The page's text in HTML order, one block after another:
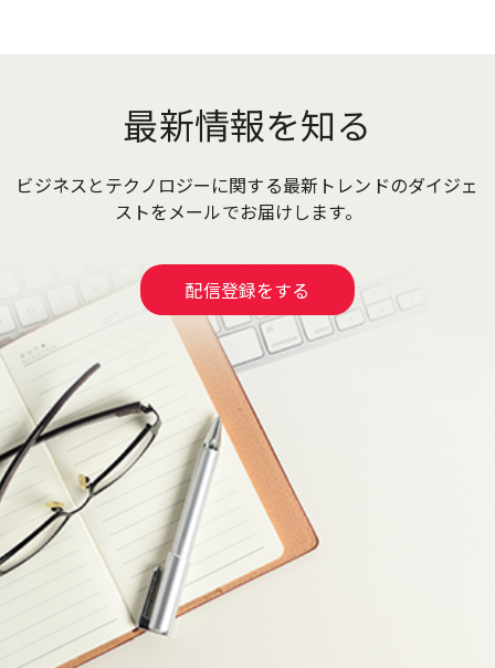
最新情報を知る
ビジネスとテクノロジーに関する最新トレンドのダイジェ
ストをメールでお届けします。
配信登録をする